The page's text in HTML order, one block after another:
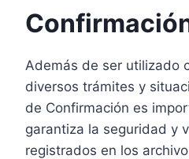
Además de ser utilizado
diversos trámites y
de Confirmación es
garantiza la seguridad y
registrados en los